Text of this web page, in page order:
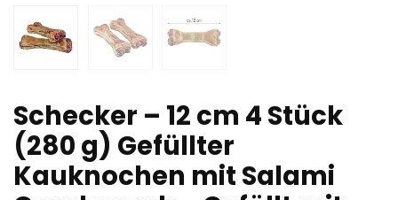
Schecker – 12 cm 4 Stück
(280 g) Gefüllter
Kauknochen mit Salami